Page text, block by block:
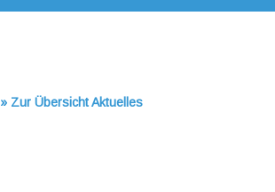
» Zur Übersicht Aktuelles